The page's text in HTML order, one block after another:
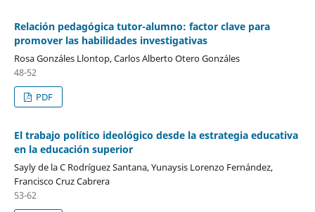
Relación pedagógica tutor-alumno: factor clave para
promover las habilidades investigativas
Rosa Gonzáles Llontop, Carlos Alberto Otero Gonzáles
48-52
PDF
El trabajo político ideológico desde la estrategia educativa
en la educación superior
Sayly de la C Rodríguez Santana, Yunaysis Lorenzo Fernández,
Francisco Cruz Cabrera
53-62